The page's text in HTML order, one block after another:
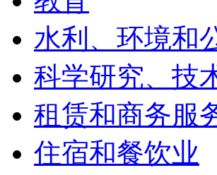
水利、环境和
科学研究、技
租赁和商务服
住宿和餐饮业